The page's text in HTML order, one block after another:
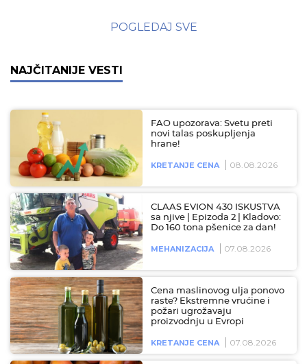
POGLEDAJ SVE
NAJČITANIJE VESTI
FAO upozorava: Svetu preti
novi talas poskupljenja
hrane!
KRETANJE CENA 08.08.2026
CLAAS EVION 430 ISKUSTVA
sa njive | Epizoda 2 | Kladovo:
Do 160 tona pšenice za dan!
MEHANIZACIJA 07.08.2026
Cena maslinovog ulja ponovo
raste? Ekstremne vrućine i
požari ugrožavaju
proizvodnju u Evropi
KRETANJE CENA 07.08.2026